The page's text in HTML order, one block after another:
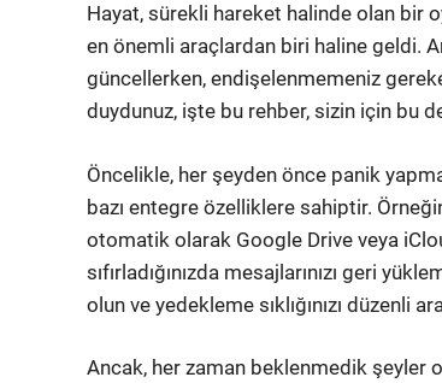
Hayat, sürekli hareket halinde olan bir
en önemli araçlardan biri haline geldi.
güncellerken, endişelenmemeniz
duydunuz, işte bu rehber, sizin için bu
Öncelikle, her şeyden önce panik
bazı entegre özelliklere sahiptir.
otomatik olarak Google Drive veya
sıfırladığınızda mesajlarınızı geri
olun ve yedekleme sıklığınızı düzenli
Ancak, her zaman beklenmedik şeyler